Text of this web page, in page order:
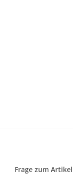
Frage zum Artikel